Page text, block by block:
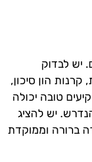
יש לבדוק
הון סיכון,
טובה יכולה
יש להציג
ברורה וממוקדת